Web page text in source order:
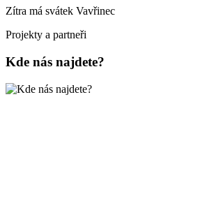
Zítra má svátek Vavřinec
Projekty a partneři
Kde nás najdete?